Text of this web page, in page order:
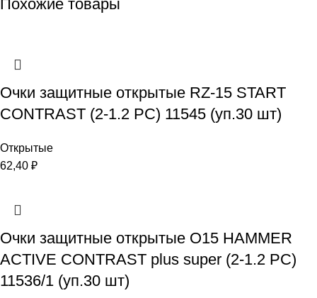
Похожие товары
Очки защитные открытые RZ-15 START
CONTRAST (2-1.2 PC) 11545 (уп.30 шт)
Открытые
62,40 ₽
Очки защитные открытые О15 HAMMER
ACTIVE CONTRAST plus super (2-1.2 PC)
11536/1 (уп.30 шт)